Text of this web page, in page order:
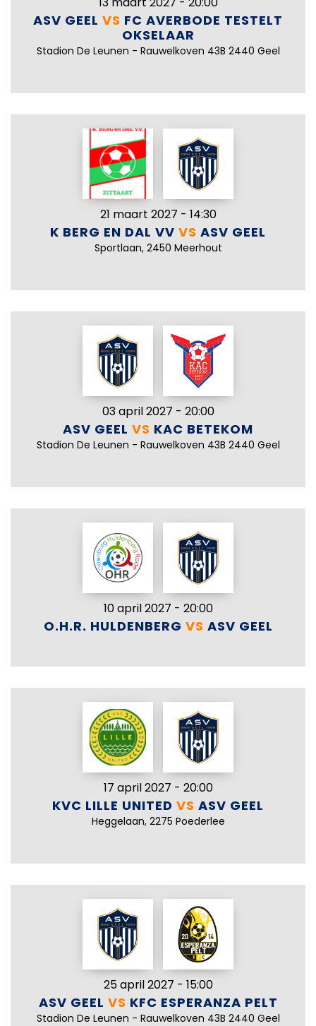
ASV GEEL VS FC AVERBODE TESTELT
OKSELAAR
Stadion De Leunen - Rauwelkoven 43B 2440 Geel
21 maart 2027 - 14:30
K BERG EN DAL VV VS ASV GEEL
Sportlaan, 2450 Meerhout
03 april 2027 - 20:00
ASV GEEL VS KAC BETEKOM
Stadion De Leunen - Rauwelkoven 43B 2440 Geel
10 april 2027 - 20:00
O.H.R. HULDENBERG VS ASV GEEL
17 april 2027 - 20:00
KVC LILLE UNITED VS ASV GEEL
Heggelaan, 2275 Poederlee
25 april 2027 - 15:00
ASV GEEL VS KFC ESPERANZA PELT
Stadion De Leunen - Rauwelkoven 43B 2440 Geel